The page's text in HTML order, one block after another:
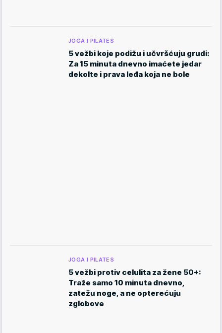
JOGA I PILATES
5 vežbi koje podižu i učvršćuju grudi:
Za 15 minuta dnevno imaćete jedar
dekolte i prava leđa koja ne bole
JOGA I PILATES
5 vežbi protiv celulita za žene 50+:
Traže samo 10 minuta dnevno,
zatežu noge, a ne opterećuju
zglobove